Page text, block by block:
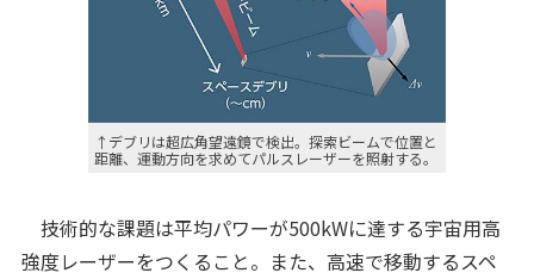
↑デブリは超広角望遠鏡で検出。探索ビームで位置と
距離、運動方向を求めてパルスレーザーを照射する。
技術的な課題は平均パワーが500kWに達する宇宙用高
強度レーザーをつくること。また、高速で移動するスペ